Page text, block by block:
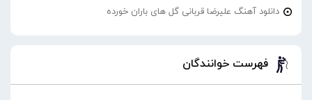
دانلود آهنگ علیرضا قربانی گل های باران خورده
فهرست خوانندگان